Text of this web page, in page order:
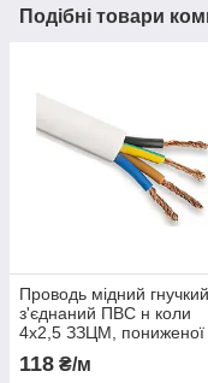
Подібні товари
Проводь мідний гнучкий
з'єднаний ПВС н коли
4х2,5 ЗЗЦМ, пониженої
палива, з зниженим
димовим
118 ₴/м